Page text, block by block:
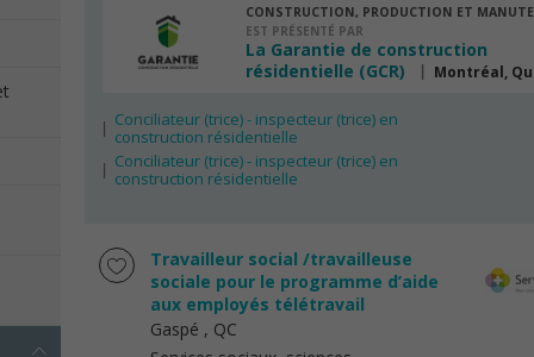
CONSTRUCTION, PRODUCTION ET
EST PRÉSENTÉ PAR
La Garantie de construction
résidentielle (GCR)
Montréal,
Conciliateur (trice) - inspecteur (trice) en
construction résidentielle
Conciliateur (trice) - inspecteur (trice) en
construction résidentielle
Travailleur social /travailleuse
sociale pour le programme d’aide
aux employés télétravail
Gaspé , QC